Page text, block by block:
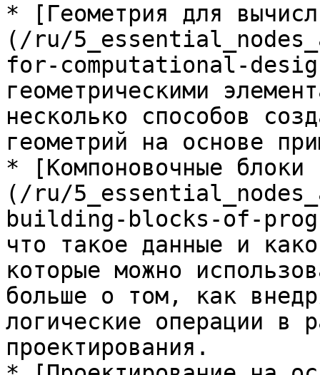
* [Геометрия для
(/ru/
for-computational-
геометрическими
несколько способов
геометрий на основе
* [Компоновочные блоки
(/ru/
building-blocks-of-
что такое данные и
которые можно
больше о том, как
логические операции в
проектирования.